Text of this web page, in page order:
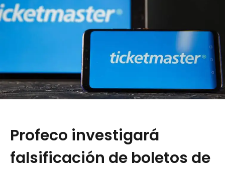
Profeco investigará
falsificación de boletos de